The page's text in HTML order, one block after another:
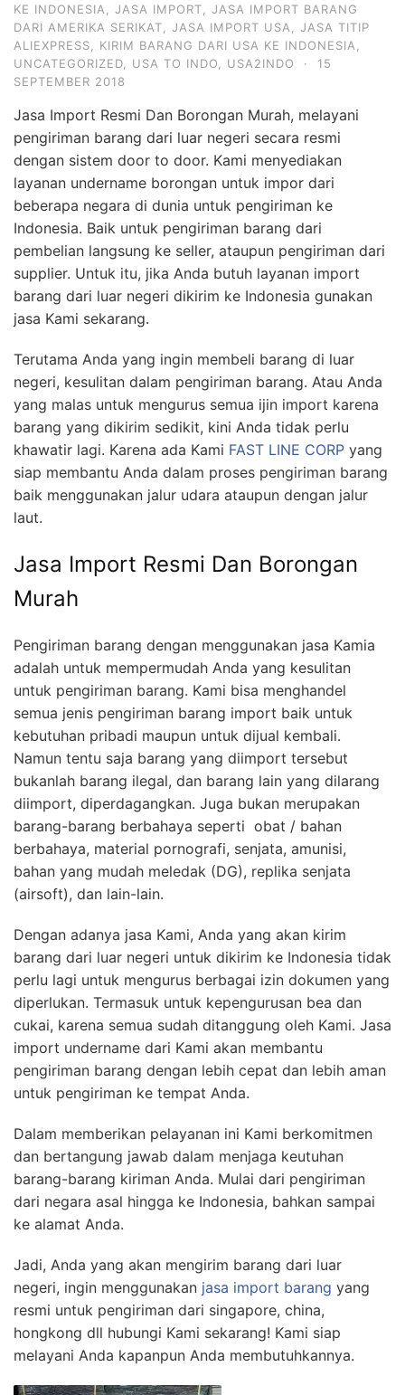
KE INDONESIA, JASA IMPORT, JASA IMPORT BARANG
DARI AMERIKA SERIKAT, JASA IMPORT USA, JASA TITIP
ALIEXPRESS, KIRIM BARANG DARI USA KE INDONESIA,
UNCATEGORIZED, USA TO INDO, USA2INDO ·
15
SEPTEMBER 2018
Jasa Import Resmi Dan Borongan Murah, melayani
pengiriman barang dari luar negeri secara resmi
dengan sistem door to door. Kami menyediakan
layanan undername borongan untuk impor dari
beberapa negara di dunia untuk pengiriman ke
Indonesia. Baik untuk pengiriman barang dari
pembelian langsung ke seller, ataupun pengiriman dari
supplier. Untuk itu, jika Anda butuh layanan import
barang dari luar negeri dikirim ke Indonesia gunakan
jasa Kami sekarang.
Terutama Anda yang ingin membeli barang di luar
negeri, kesulitan dalam pengiriman barang. Atau Anda
yang malas untuk mengurus semua ijin import karena
barang yang dikirim sedikit, kini Anda tidak perlu
khawatir lagi. Karena ada Kami FAST LINE CORP yang
siap membantu Anda dalam proses pengiriman barang
baik menggunakan jalur udara ataupun dengan jalur
laut.
Jasa Import Resmi Dan Borongan
Murah
Pengiriman barang dengan menggunakan jasa Kamia
adalah untuk mempermudah Anda yang kesulitan
untuk pengiriman barang. Kami bisa menghandel
semua jenis pengiriman barang import baik untuk
kebutuhan pribadi maupun untuk dijual kembali.
Namun tentu saja barang yang diimport tersebut
bukanlah barang ilegal, dan barang lain yang dilarang
diimport, diperdagangkan. Juga bukan merupakan
barang-barang berbahaya seperti obat / bahan
berbahaya, material pornografi, senjata, amunisi,
bahan yang mudah meledak (DG), replika senjata
(airsoft), dan lain-lain.
Dengan adanya jasa Kami, Anda yang akan kirim
barang dari luar negeri untuk dikirim ke Indonesia tidak
perlu lagi untuk mengurus berbagai izin dokumen yang
diperlukan. Termasuk untuk kepengurusan bea dan
cukai, karena semua sudah ditanggung oleh Kami. Jasa
import undername dari Kami akan membantu
pengiriman barang dengan lebih cepat dan lebih aman
untuk pengiriman ke tempat Anda.
Dalam memberikan pelayanan ini Kami berkomitmen
dan bertangung jawab dalam menjaga keutuhan
barang-barang kiriman Anda. Mulai dari pengiriman
dari negara asal hingga ke Indonesia, bahkan sampai
ke alamat Anda.
Jadi, Anda yang akan mengirim barang dari luar
negeri, ingin menggunakan jasa import barang yang
resmi untuk pengiriman dari singapore, china,
hongkong dll hubungi Kami sekarang! Kami siap
melayani Anda kapanpun Anda membutuhkannya.